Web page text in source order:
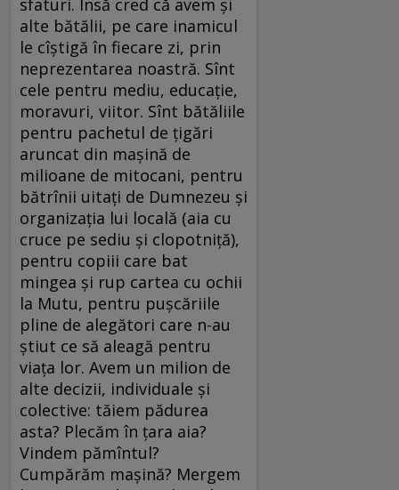
sfaturi. Însă cred că avem şi
alte bătălii, pe care inamicul
le cîştigă în fiecare zi, prin
neprezentarea noastră. Sînt
cele pentru mediu, educaţie,
moravuri, viitor. Sînt bătăliile
pentru pachetul de ţigări
aruncat din maşină de
milioane de mitocani, pentru
bătrînii uitaţi de Dumnezeu şi
organizaţia lui locală (aia cu
cruce pe sediu şi clopotniţă),
pentru copiii care bat
mingea şi rup cartea cu ochii
la Mutu, pentru puşcăriile
pline de alegători care n-au
ştiut ce să aleagă pentru
viaţa lor. Avem un milion de
alte decizii, individuale şi
colective: tăiem pădurea
asta? Plecăm în ţara aia?
Vindem pămîntul?
Cumpărăm maşină? Mergem